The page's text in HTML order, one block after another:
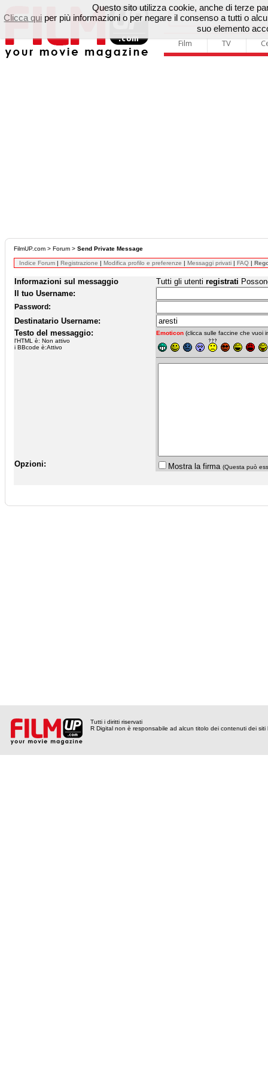
Film TV
FilmUP.com > Forum > Send Private Message
Indice Forum | Registrazione | Modifica profilo e preferenze | Messaggi privati | FAQ |
Informazioni sul messaggio Tutti gli utenti registrati
Il tuo Username:
Password:
Destinatario Username:
Testo del messaggio:
l'HTML è: Non attivo
i BBcode è:Attivo
Emoticon (clicca sulle faccine che vuoi
Opzioni: Mostra la firma (Questa può
Tutti i diritti riservati
R Digital non è responsabile ad alcun titolo dei contenuti dei siti
Questo sito utilizza cookie, anche di terze
Clicca qui per più informazioni o per negare il consenso a tutti o
suo elemento